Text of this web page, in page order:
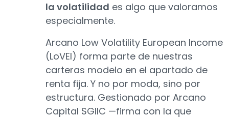
la volatilidad es algo que valoramos
especialmente.
Arcano Low Volatility European Income
(LoVEI) forma parte de nuestras
carteras modelo en el apartado de
renta fija. Y no por moda, sino por
estructura. Gestionado por Arcano
Capital SGIIC —firma con la que